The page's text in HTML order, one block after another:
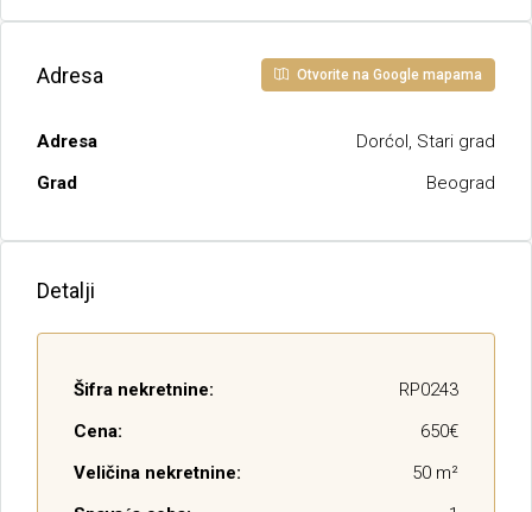
Adresa Otvorite na Google mapama
Adresa
Dorćol, Stari grad
Grad
Beograd
Detalji
Šifra nekretnine:
RP0243
Cena:
650€
Veličina nekretnine:
50 m²